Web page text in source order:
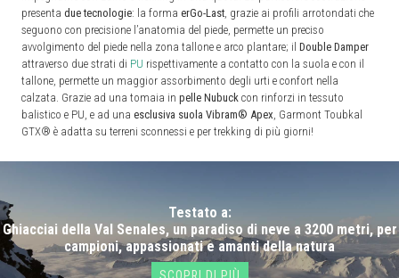
presenta due tecnologie: la forma erGo-Last , grazie ai profili arrotondati che
seguono con precisione l’anatomia del piede, permette un preciso
avvolgimento del piede nella zona tallone e arco plantare; il Double Damper
attraverso due strati di PU rispettivamente a contatto con la suola e con il
tallone, permette un maggior assorbimento degli urti e confort nella
calzata. Grazie ad una tomaia in pelle Nubuck con rinforzi in tessuto
balistico e PU, e ad una esclusiva suola Vibram® Apex , Garmont Toubkal
GTX® è adatta su terreni sconnessi e per trekking di più giorni!
Testato a:
Ghiacciai della Val Senales, un paradiso di neve a 3200 metri, per
campioni, appassionati e amanti della natura